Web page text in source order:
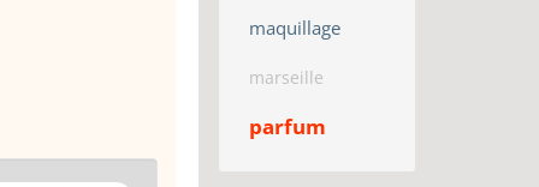
maquillage
marseille
parfum